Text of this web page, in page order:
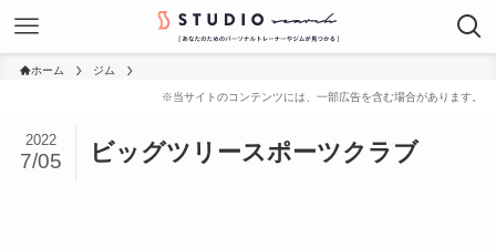
ホーム ジム
ビッグツリースポーツクラブ
2022
7/05